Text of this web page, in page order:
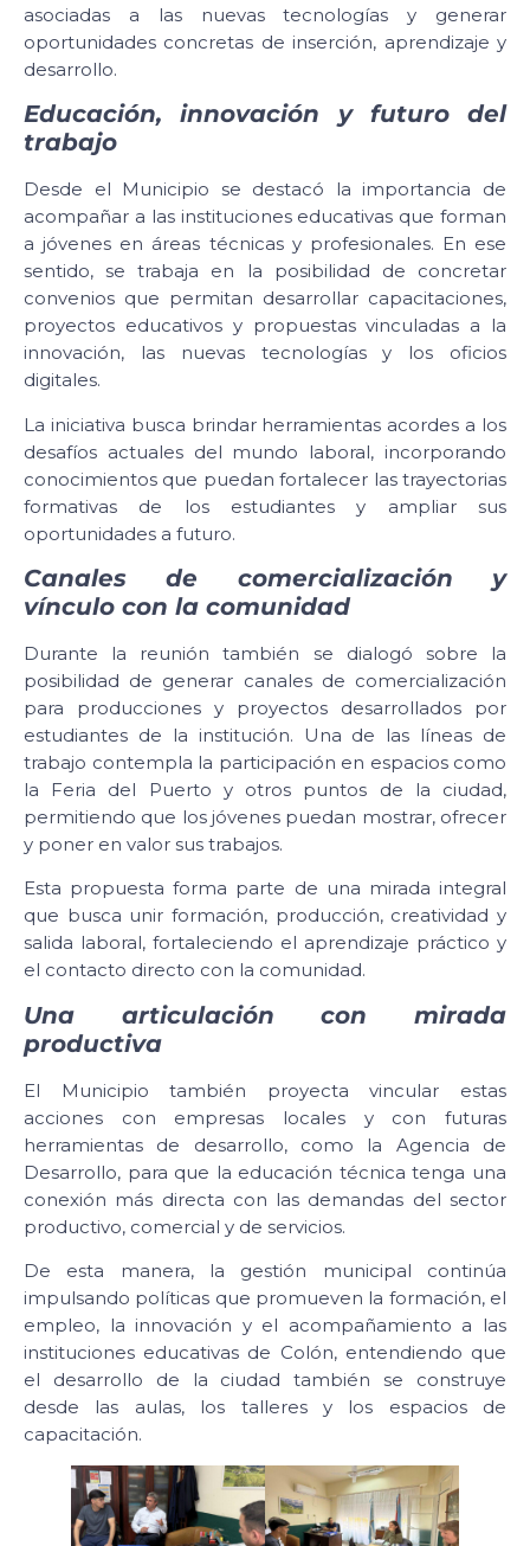
asociadas a las nuevas tecnologías y generar
oportunidades concretas de inserción, aprendizaje y
desarrollo.
Educación, innovación y futuro del
trabajo
Desde el Municipio se destacó la importancia de
acompañar a las instituciones educativas que forman
a jóvenes en áreas técnicas y profesionales. En ese
sentido, se trabaja en la posibilidad de concretar
convenios que permitan desarrollar capacitaciones,
proyectos educativos y propuestas vinculadas a la
innovación, las nuevas tecnologías y los oficios
digitales.
La iniciativa busca brindar herramientas acordes a los
desafíos actuales del mundo laboral, incorporando
conocimientos que puedan fortalecer las trayectorias
formativas de los estudiantes y ampliar sus
oportunidades a futuro.
Canales de comercialización y
vínculo con la comunidad
Durante la reunión también se dialogó sobre la
posibilidad de generar canales de comercialización
para producciones y proyectos desarrollados por
estudiantes de la institución. Una de las líneas de
trabajo contempla la participación en espacios como
la Feria del Puerto y otros puntos de la ciudad,
permitiendo que los jóvenes puedan mostrar, ofrecer
y poner en valor sus trabajos.
Esta propuesta forma parte de una mirada integral
que busca unir formación, producción, creatividad y
salida laboral, fortaleciendo el aprendizaje práctico y
el contacto directo con la comunidad.
Una articulación con mirada
productiva
El Municipio también proyecta vincular estas
acciones con empresas locales y con futuras
herramientas de desarrollo, como la Agencia de
Desarrollo, para que la educación técnica tenga una
conexión más directa con las demandas del sector
productivo, comercial y de servicios.
De esta manera, la gestión municipal continúa
impulsando políticas que promueven la formación, el
empleo, la innovación y el acompañamiento a las
instituciones educativas de Colón, entendiendo que
el desarrollo de la ciudad también se construye
desde las aulas, los talleres y los espacios de
capacitación.